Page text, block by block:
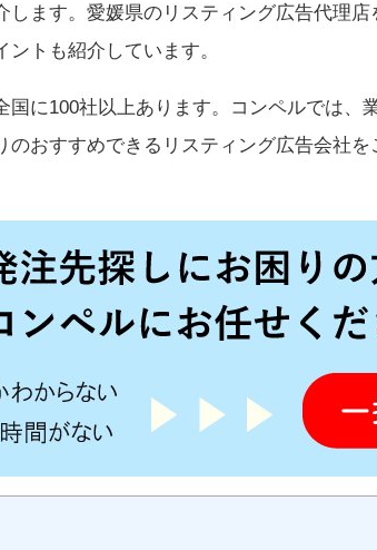
します。愛媛県のリスティング広告代理
トも紹介しています。
国に100社以上あります。コンペルでは、
のおすすめできるリスティング広告会社